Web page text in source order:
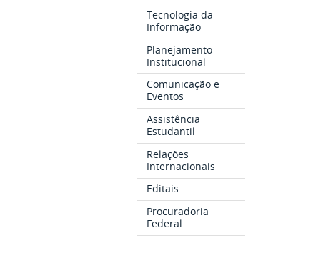
Tecnologia da
Informação
Planejamento
Institucional
Comunicação e
Eventos
Assistência
Estudantil
Relações
Internacionais
Editais
Procuradoria
Federal